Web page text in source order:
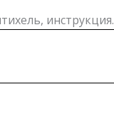
инструкция.